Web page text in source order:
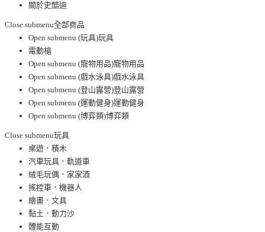
關於史酷迪
Close submenu全部商品
Open submenu (玩具)玩具
電動槍
Open submenu (寵物用品)寵物用品
Open submenu (戲水泳具)戲水泳具
Open submenu (登山露營)登山露營
Open submenu (運動健身)運動健身
Open submenu (博弈類)博弈類
Close submenu玩具
桌遊．積木
汽車玩具．軌道車
絨毛玩偶．家家酒
搖控車．機器人
繪畫．文具
黏土．動力沙
體能互動